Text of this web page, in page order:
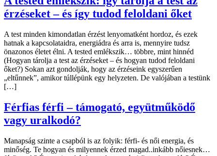
érzéseket – és így tudod feloldani őket
A test minden kimondatlan érzést lenyomatként hordoz, és ezek
hatnak a kapcsolataidra, energiádra és arra is, mennyire tudsz
önazonos életet élni. A tested emlékszik… többre, mint hinnéd
(Hogyan tárolja a test az érzéseket – és hogyan tudod feloldani
őket?) Sokan azt gondolják, hogy az érzéseink egyszerűen
„eltűnnek”, amikor túllépünk egy helyzeten. De valójában a testünk
[…]
Férfias férfi – támogató, együtműködő
vagy uralkodó?
Manapság szinte a csapból is az folyik: férfi- és női energia, és
minőség. Te hogyan és milyennek érzed magad..inkább nőiesnek…